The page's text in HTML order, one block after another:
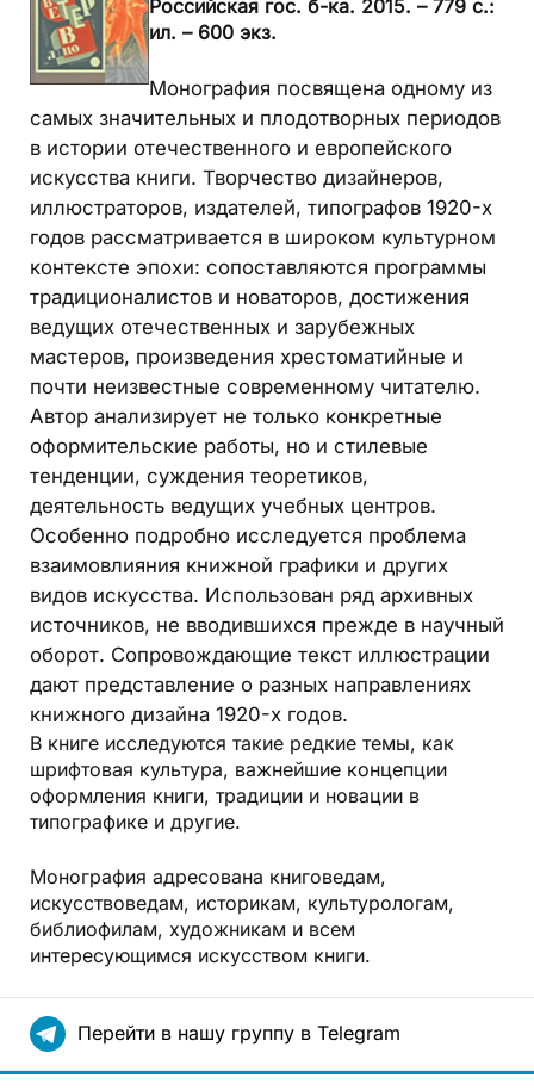
Российская гос. б-ка. 2015. – 779 с.:
ил. – 600 экз.
Монография посвящена одному из
самых значительных и плодотворных периодов
в истории отечественного и европейского
искусства книги. Творчество дизайнеров,
иллюстраторов, издателей, типографов 1920-х
годов рассматривается в широком культурном
контексте эпохи: сопоставляются программы
традиционалистов и новаторов, достижения
ведущих отечественных и зарубежных
мастеров, произведения хрестоматийные и
почти неизвестные современному читателю.
Автор анализирует не только конкретные
оформительские работы, но и стилевые
тенденции, суждения теоретиков,
деятельность ведущих учебных центров.
Особенно подробно исследуется проблема
взаимовлияния книжной графики и других
видов искусства. Использован ряд архивных
источников, не вводившихся прежде в научный
оборот. Сопровождающие текст иллюстрации
дают представление о разных направлениях
книжного дизайна 1920-х годов.
В книге исследуются такие редкие темы, как
шрифтовая культура, важнейшие концепции
оформления книги, традиции и новации в
типографике и другие.
Монография адресована книговедам,
искусствоведам, историкам, культурологам,
библиофилам, художникам и всем
интересующимся искусством книги.
Перейти в нашу группу в Telegram